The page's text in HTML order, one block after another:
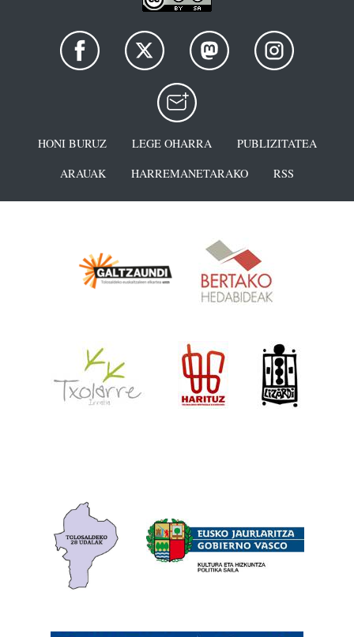
HONI BURUZ LEGE OHARRA
PUBLIZITATEA
ARAUAK
HARREMANETARAKO RSS